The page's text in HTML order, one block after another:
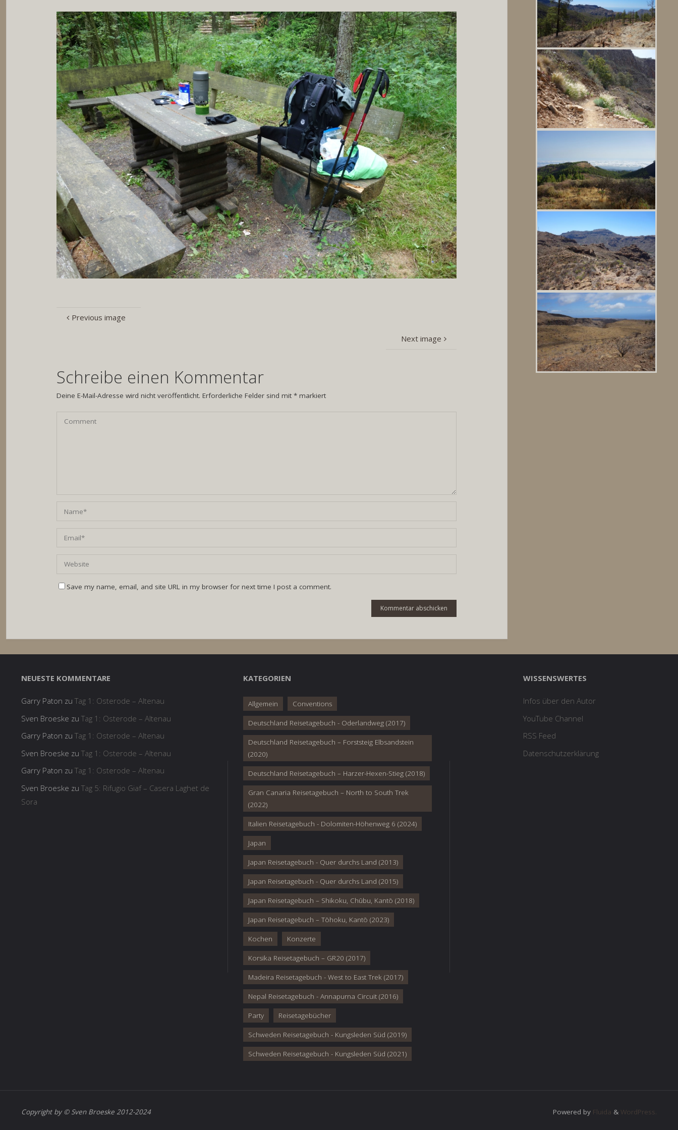
Previous image
Next image
Schreibe einen Kommentar
Deine E-Mail-Adresse wird nicht veröffentlicht. Erforderliche Felder sind mit* markiert
Save my name, email, and site URL in my browser for next time I post a comment.
NEUESTE KOMMENTARE
Garry Paton zu Tag 1: Osterode – Altenau
Sven Broeske zu Tag 1: Osterode – Altenau
Garry Paton zu Tag 1: Osterode – Altenau
Sven Broeske zu Tag 1: Osterode – Altenau
Garry Paton zu Tag 1: Osterode – Altenau
Sven Broeske zu Tag 5: Rifugio Giaf – Casera Laghet de
Sora
KATEGORIEN
Allgemein Conventions
Deutschland Reisetagebuch - Oderlandweg (2017)
Deutschland Reisetagebuch – Forststeig Elbsandstein
(2020)
Deutschland Reisetagebuch – Harzer-Hexen-Stieg (2018)
Gran Canaria Reisetagebuch – North to South Trek
(2022)
Italien Reisetagebuch - Dolomiten-Höhenweg 6 (2024)
Japan
Japan Reisetagebuch - Quer durchs Land (2013)
Japan Reisetagebuch - Quer durchs Land (2015)
Japan Reisetagebuch – Shikoku, Chūbu, Kantō (2018)
Japan Reisetagebuch – Tōhoku, Kantō (2023)
Kochen Konzerte
Korsika Reisetagebuch – GR20 (2017)
Madeira Reisetagebuch - West to East Trek (2017)
Nepal Reisetagebuch - Annapurna Circuit (2016)
Party Reisetagebücher
Schweden Reisetagebuch - Kungsleden Süd (2019)
Schweden Reisetagebuch - Kungsleden Süd (2021)
WISSENSWERTES
Infos über den Autor
YouTube Channel
RSS Feed
Datenschutzerklärung
Copyright by © Sven Broeske 2012-2024 Powered by Fluida & WordPress.